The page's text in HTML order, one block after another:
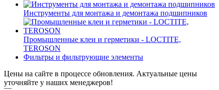
Инструменты для монтажа и демонтажа подшипников
Промышленные клеи и герметики - LOCTITE,
TEROSON
Фильтры и фильтрующие элементы
Цены на сайте в процессе обновления. Актуальные цены
уточняйте у наших менеджеров!